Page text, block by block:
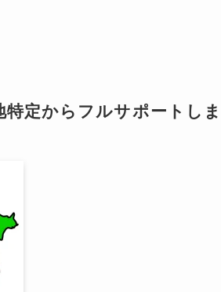
特定からフルサポートしま